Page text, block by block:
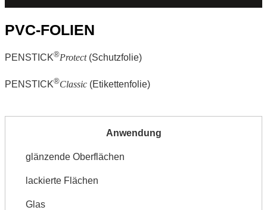
PVC-FOLIEN
PENSTICK®Protect(Schutzfolie)
PENSTICK®Classic (Etikettenfolie)
glänzende Oberflächen
lackierte Flächen
Glas